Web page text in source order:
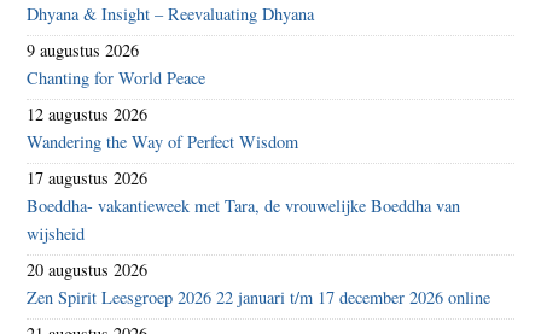
Dhyana & Insight – Reevaluating Dhyana
9 augustus 2026
Chanting for World Peace
12 augustus 2026
Wandering the Way of Perfect Wisdom
17 augustus 2026
Boeddha- vakantieweek met Tara, de vrouwelijke Boeddha van
wijsheid
20 augustus 2026
Zen Spirit Leesgroep 2026 22 januari t/m 17 december 2026 online